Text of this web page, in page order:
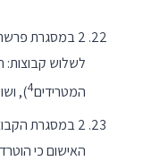
לשלוש קבוצות:
המטרידים4
),
2 במסגרת
האישום כי